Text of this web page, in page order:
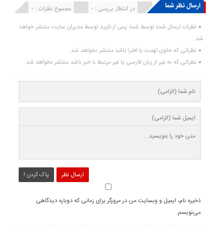
ارسال نظر شما
مجموع نظرات : 0 در انتظار بررسی : 0 انتشار یافته : ۰
نظرات ارسال شده توسط شما، پس از تایید توسط مدیران سایت منتشر خواهد
شد.
نظراتی که حاوی تهمت یا افترا باشد منتشر نخواهد شد.
نظراتی که به غیر از زبان فارسی یا غیر مرتبط با خبر باشد منتشر نخواهد شد.
ارسال نظر پاک کردن !
ذخیره نام، ایمیل و وبسایت من در مرورگر برای زمانی که دوباره دیدگاهی
می‌نویسم.